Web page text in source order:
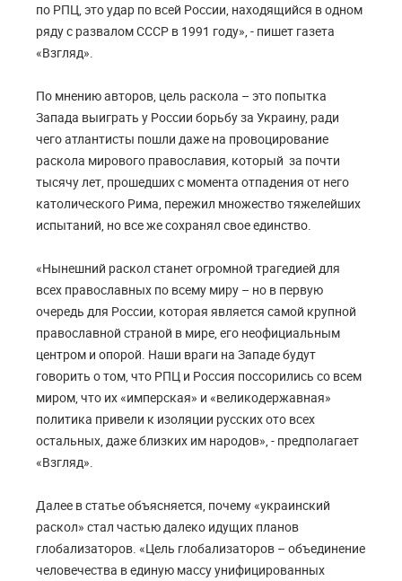
по РПЦ, это удар по всей России, находящийся в одном
ряду с развалом СССР в 1991 году», - пишет газета
«Взгляд».
По мнению авторов, цель раскола – это попытка
Запада выиграть у России борьбу за Украину, ради
чего атлантисты пошли даже на провоцирование
раскола мирового православия, который за почти
тысячу лет, прошедших с момента отпадения от него
католического Рима, пережил множество тяжелейших
испытаний, но все же сохранял свое единство.
«Нынешний раскол станет огромной трагедией для
всех православных по всему миру – но в первую
очередь для России, которая является самой крупной
православной страной в мире, его неофициальным
центром и опорой. Наши враги на Западе будут
говорить о том, что РПЦ и Россия поссорились со всем
миром, что их «имперская» и «великодержавная»
политика привели к изоляции русских ото всех
остальных, даже близких им народов», - предполагает
«Взгляд».
Далее в статье объясняется, почему «украинский
раскол» стал частью далеко идущих планов
глобализаторов. «Цель глобализаторов – объединение
человечества в единую массу унифицированных